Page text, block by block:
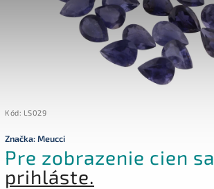
Kód: LS029
Značka:Meucci
Pre zobrazenie cien sa
prihláste.